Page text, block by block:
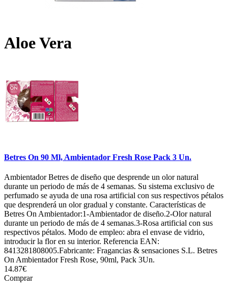
Aloe Vera
Betres On 90 Ml, Ambientador Fresh Rose Pack 3 Un.
Ambientador Betres de diseño que desprende un olor natural
durante un periodo de más de 4 semanas. Su sistema exclusivo de
perfumado se ayuda de una rosa artificial con sus respectivos pétalos
que desprenderá un olor gradual y constante. Características de
Betres On Ambientador:1-Ambientador de diseño.2-Olor natural
durante un periodo de más de 4 semanas.3-Rosa artificial con sus
respectivos pétalos. Modo de empleo: abra el envase de vidrio,
introducir la flor en su interior. Referencia EAN:
8413281808005.Fabricante: Fragancias & sensaciones S.L. Betres
On Ambientador Fresh Rose, 90ml, Pack 3Un.
14.87€
Comprar